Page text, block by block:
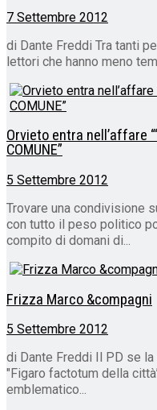
7 Settembre 2012
di Dante Freddi Tra tanti
lettori che hanno meno
Orvieto entra nell’affare
COMUNE”
5 Settembre 2012
Trovare una condivisione
con tutto il peso politico
compito di domani di...
Frizza Marco &compagni
5 Settembre 2012
di Dante Freddi Il PD se
"Figaro factotum della
emblematico...